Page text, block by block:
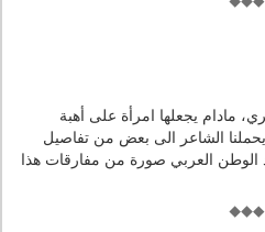
مادام يجعلها امرأة على أهبة
يحملنا الشاعر الى بعض من تفاصيل
الوطن العربي صورة من مفارقات هذا